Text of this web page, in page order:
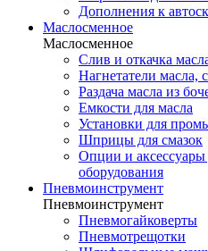
Дополнения к
Маслосменное
Маслосменное
Слив и откачка
Нагнетатели масла,
Раздача масла из
Емкости для масла
Установки для
Шприцы для смазок
Опции и аксессуары
оборудования
Пневмоинструмент
Пневмоинструмент
Пневмогайковерты
Пневмотрещотки